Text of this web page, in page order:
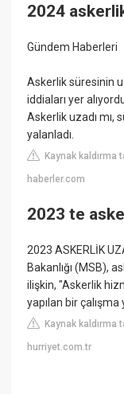
2024
Gündem Haberleri
Askerlik süresinin
iddiaları yer
Askerlik uzadı mı,
yalanladı.
Kaynak kaldırma
haberler.com
2023 te
2023 ASKERLİK
Bakanlığı (MSB),
ilişkin, "Askerlik
yapılan bir çalışma
Kaynak kaldırma
hurriyet.com.tr